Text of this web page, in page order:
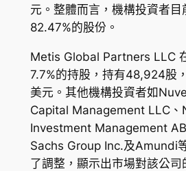
元。整體而言，機構投資者目
82.47%的股份。
Metis Global Partners LLC
7.7%的持股，持有48,924股
美元。其他機構投資者如
Capital Management LLC、
Investment Management
Sachs Group Inc.及Amundi
了調整，顯示出市場對該公司